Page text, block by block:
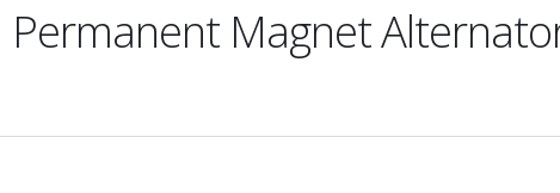
Permanent Magnet